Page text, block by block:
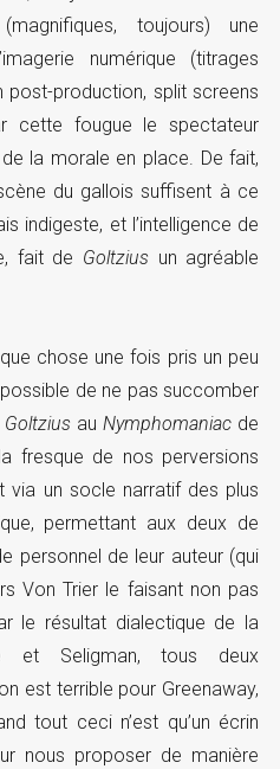
toujours) une
numérique (titrages
post-production, split screens
cette fougue le spectateur
la morale en place. De fait,
du gallois suffisent à ce
indigeste, et l’intelligence de
fait de Goltzius un agréable
chose une fois pris un peu
de ne pas succomber
Goltzius au Nymphomaniac de
fresque de nos perversions
via un socle narratif des plus
permettant aux deux de
personnel de leur auteur (qui
Von Trier le faisant non pas
le résultat dialectique de la
et Seligman, tous deux
est terrible pour Greenaway,
tout ceci n’est qu’un écrin
nous proposer de manière